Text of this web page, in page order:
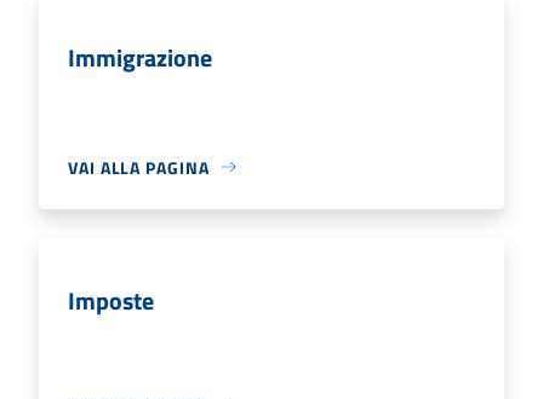
Immigrazione
VAI ALLA PAGINA
Imposte